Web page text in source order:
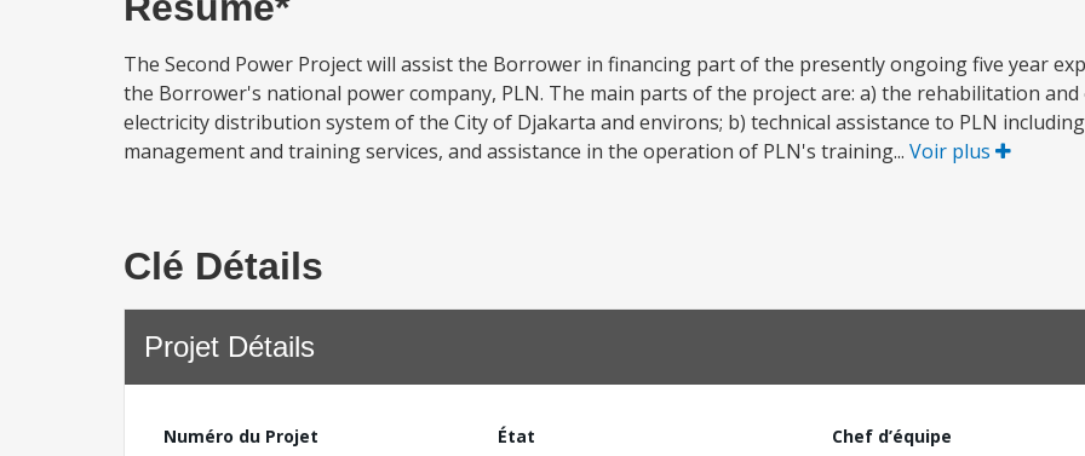
The Second Power Project will assist the Borrower in financing part of the presently ongoing five year
the Borrower's national power company, PLN. The main parts of the project are: a) the rehabilitation
electricity distribution system of the City of Djakarta and environs; b) technical assistance to PLN
management and training services, and assistance in the operation of PLN's training... Voir plus
Clé Détails
Projet Détails
Numéro du Projet
État
Chef d’équipe